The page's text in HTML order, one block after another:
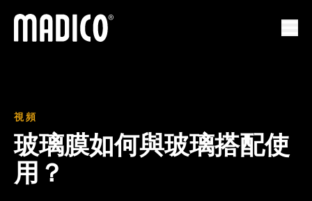
馬迪科
視頻
玻璃膜如何與玻璃搭配使
用？